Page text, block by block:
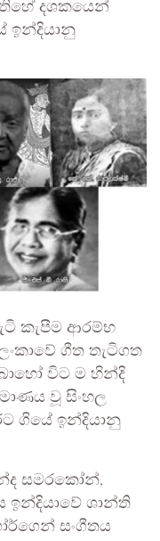
දශකයෙන්
ඉන්දියානු
කැපීම ආරම්භ
ගීත තැටිගත
විට ම හින්දි
වූ සිංහල
ගියේ ඉන්දියානු
සමරකෝන්,
ශාන්ති
සංගීතය